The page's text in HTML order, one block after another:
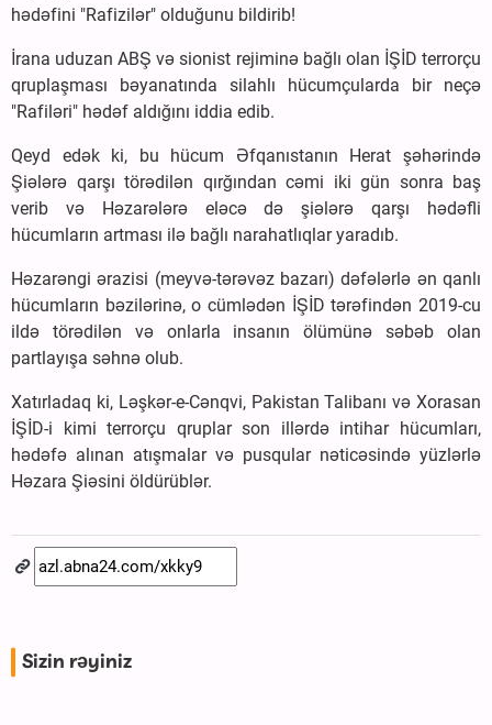
hədəfini "Rafizilər" olduğunu bildirib!
İrana uduzan ABŞ və sionist rejiminə bağlı olan İŞİD terrorçu
qruplaşması bəyanatında silahlı hücumçularda bir neçə
"Rafiləri" hədəf aldığını iddia edib.
Qeyd edək ki, bu hücum Əfqanıstanın Herat şəhərində
Şiələrə qarşı törədilən qırğından cəmi iki gün sonra baş
verib və Həzarələrə eləcə də şiələrə qarşı hədəfli
hücumların artması ilə bağlı narahatlıqlar yaradıb.
Həzarəngi ərazisi (meyvə-tərəvəz bazarı) dəfələrlə ən qanlı
hücumların bəzilərinə, o cümlədən İŞİD tərəfindən 2019-cu
ildə törədilən və onlarla insanın ölümünə səbəb olan
partlayışa səhnə olub.
Xatırladaq ki, Ləşkər-e-Cənqvi, Pakistan Talibanı və Xorasan
İŞİD-i kimi terrorçu qruplar son illərdə intihar hücumları,
hədəfə alınan atışmalar və pusqular nəticəsində yüzlərlə
Həzara Şiəsini öldürüblər.
Sizin rəyiniz